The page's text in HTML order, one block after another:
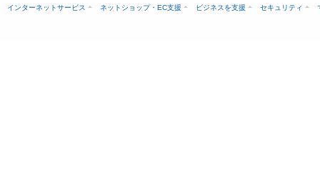
インターネットサービス ネットショップ・EC支援 ビジネスを支援 セキュリティ